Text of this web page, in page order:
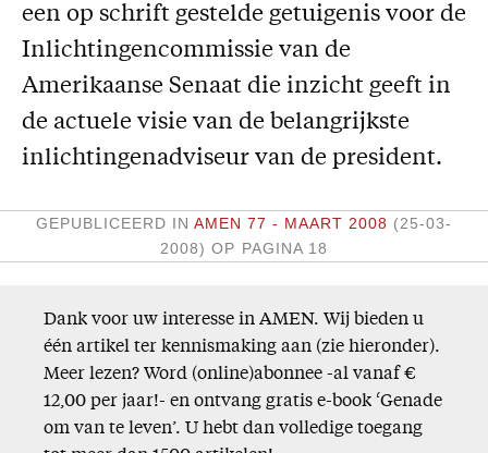
Service
Adreswijziging
Nabestellen
Vragen en opmerkingen
En verder
Bijbelstudieagenda
een op schrift gestelde getuigenis voor de
Inlichtingencommissie van de
Amerikaanse Senaat die inzicht geeft in
de actuele visie van de belangrijkste
inlichtingenadviseur van de president.
GEPUBLICEERD IN AMEN 77 - MAART 2008 (25-03-
2008) OP PAGINA 18
Dank voor uw interesse in AMEN. Wij bieden u
één artikel ter kennismaking aan (zie hieronder).
Meer lezen? Word (online)abonnee -al vanaf €
12,00 per jaar!- en ontvang gratis e-book ‘Genade
om van te leven’. U hebt dan volledige toegang